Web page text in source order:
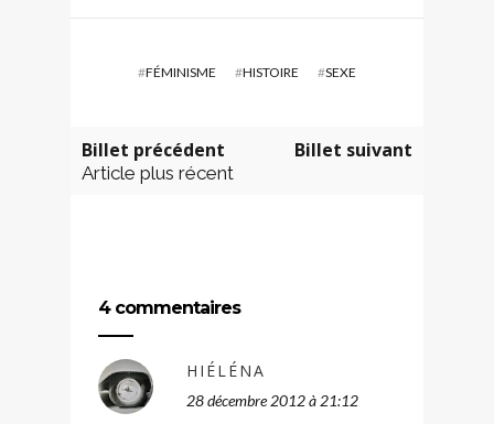
#FÉMINISME #HISTOIRE #SEXE
Billet précédent
Article plus récent
Billet suivant
4 commentaires
HIÉLÉNA
28 décembre 2012 à 21:12